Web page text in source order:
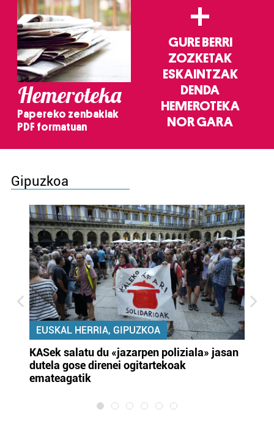
Hemeroteka
Papereko zenbakiak
PDF formatuan
+
GURE BERRI
ZOZKETAK
ESKAINTZAK
DENDA
HEMEROTEKA
NOR GARA
Gipuzkoa
EUSKAL HERRIA, GIPUZKOA
KASek salatu du «jazarpen poliziala» jasan
dutela gose direnei ogitartekoak
emateagatik